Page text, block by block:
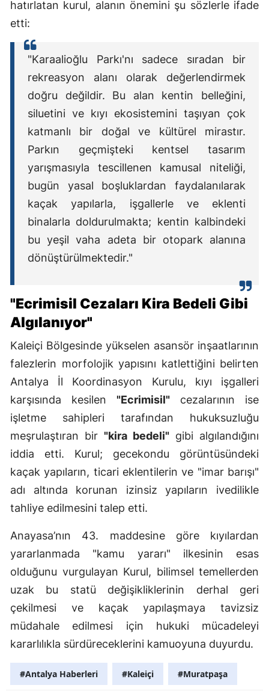
hatırlatan kurul, alanın önemini şu sözlerle ifade
etti:
"Karaalioğlu Parkı'nı sadece sıradan bir
rekreasyon alanı olarak değerlendirmek
doğru değildir. Bu alan kentin belleğini,
siluetini ve kıyı ekosistemini taşıyan çok
katmanlı bir doğal ve kültürel mirastır.
Parkın geçmişteki kentsel tasarım
yarışmasıyla tescillenen kamusal niteliği,
bugün yasal boşluklardan faydalanılarak
kaçak yapılarla, işgallerle ve eklenti
binalarla doldurulmakta; kentin kalbindeki
bu yeşil vaha adeta bir otopark alanına
dönüştürülmektedir."
"Ecrimisil Cezaları Kira Bedeli Gibi
Algılanıyor"
Kaleiçi Bölgesinde yükselen asansör inşaatlarının
falezlerin morfolojik yapısını katlettiğini belirten
Antalya İl Koordinasyon Kurulu, kıyı işgalleri
karşısında kesilen "Ecrimisil" cezalarının ise
işletme sahipleri tarafından hukuksuzluğu
meşrulaştıran bir "kira bedeli" gibi algılandığını
iddia etti. Kurul; gecekondu görüntüsündeki
kaçak yapıların, ticari eklentilerin ve "imar barışı"
adı altında korunan izinsiz yapıların ivedilikle
tahliye edilmesini talep etti.
Anayasa’nın 43. maddesine göre kıyılardan
yararlanmada "kamu yararı" ilkesinin esas
olduğunu vurgulayan Kurul, bilimsel temellerden
uzak bu statü değişikliklerinin derhal geri
çekilmesi ve kaçak yapılaşmaya tavizsiz
müdahale edilmesi için hukuki mücadeleyi
kararlılıkla sürdüreceklerini kamuoyuna duyurdu.
#Antalya Haberleri #Kaleiçi #Muratpaşa